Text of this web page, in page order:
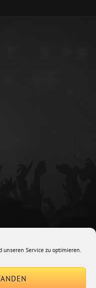
unseren Service zu optimieren.